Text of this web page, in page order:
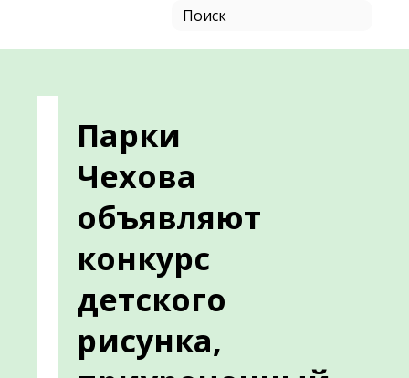
Парки
Чехова
объявляют
конкурс
детского
рисунка,